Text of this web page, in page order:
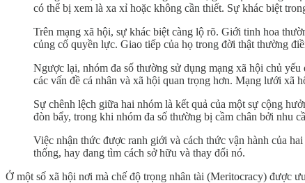
có thể bị xem là xa xỉ hoặc không cần thiết. Sự khác biệt
Trên mạng xã hội, sự khác biệt càng lộ rõ. Giới tinh hoa
củng cố quyền lực. Giao tiếp của họ trong đời thật thường
Ngược lại, nhóm đa số thường sử dụng mạng xã hội chủ
các vấn đề cá nhân và xã hội quan trọng hơn. Mạng lưới xã
Sự chênh lệch giữa hai nhóm là kết quả của một sự cộng
đòn bẩy, trong khi nhóm đa số thường bị cầm chân bởi nhu
Việc nhận thức được ranh giới và cách thức vận hành của
thống, hay đang tìm cách sở hữu và thay đổi nó.
Ở một số xã hội nơi mà chế độ trọng nhân tài (Meritocracy) được